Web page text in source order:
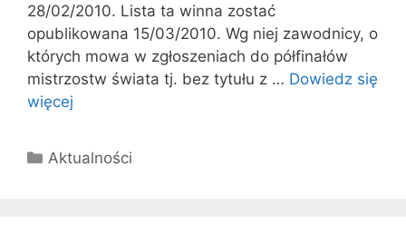
28/02/2010. Lista ta winna zostać
opublikowana 15/03/2010. Wg niej zawodnicy, o
których mowa w zgłoszeniach do półfinałów
mistrzostw świata tj. bez tytułu z … Dowiedz się
więcej
Kategorie
Aktualności